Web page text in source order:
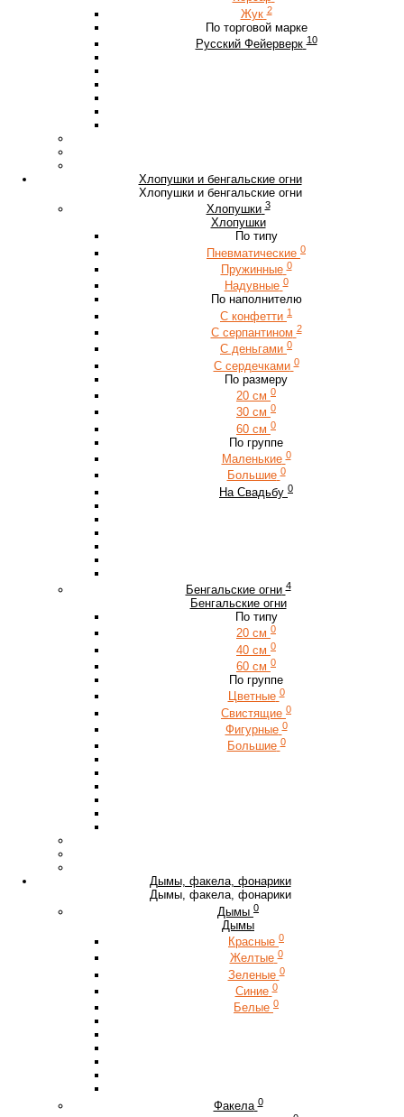
Жук 2
По торговой марке
Русский Фейерверк 10
Хлопушки и бенгальские огни
Хлопушки и бенгальские огни
Хлопушки 3
Хлопушки
По типу
Пневматические 0
Пружинные 0
Надувные 0
По наполнителю
С конфетти 1
С серпантином 2
С деньгами 0
С сердечками 0
По размеру
20 см 0
30 см 0
60 см 0
По группе
Маленькие 0
Большие 0
На Свадьбу 0
Бенгальские огни 4
Бенгальские огни
По типу
20 см 0
40 см 0
60 см 0
По группе
Цветные 0
Свистящие 0
Фигурные 0
Большие 0
Дымы, факела, фонарики
Дымы, факела, фонарики
Дымы 0
Дымы
Красные 0
Желтые 0
Зеленые 0
Синие 0
Белые 0
Факела 0